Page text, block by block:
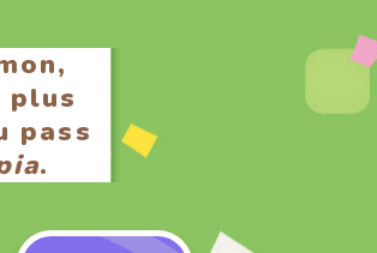
pass
.